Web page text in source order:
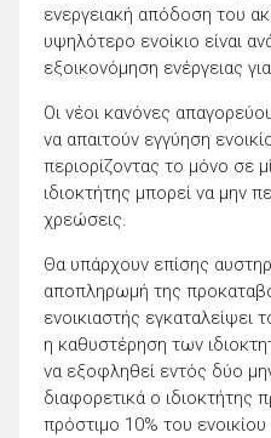
ενεργειακή απόδοση του
υψηλότερο ενοίκιο είναι
εξοικονόμηση ενέργειας
Οι νέοι κανόνες
να απαιτούν εγγύηση
περιορίζοντας το μόνο σε
ιδιοκτήτης μπορεί να μην
χρεώσεις.
Θα υπάρχουν επίσης
αποπληρωμή της
ενοικιαστής εγκαταλείψει
η καθυστέρηση των
να εξοφληθεί εντός δύο
διαφορετικά ο ιδιοκτήτης
πρόστιμο 10% του